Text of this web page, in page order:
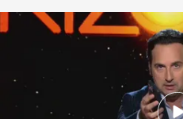
Horizonte’, el jueves a las 22:50 horas
Horizonte
11 DIC 2024 - 19:34h.